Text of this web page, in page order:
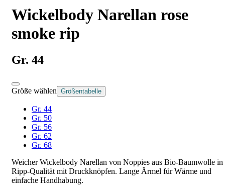
Wickelbody Narellan rose
smoke rip
Gr. 44
Größe wählen Größentabelle
Gr. 44
Gr. 50
Gr. 56
Gr. 62
Gr. 68
Weicher Wickelbody Narellan von Noppies aus Bio-Baumwolle in
Ripp-Qualität mit Druckknöpfen. Lange Ärmel für Wärme und
einfache Handhabung.